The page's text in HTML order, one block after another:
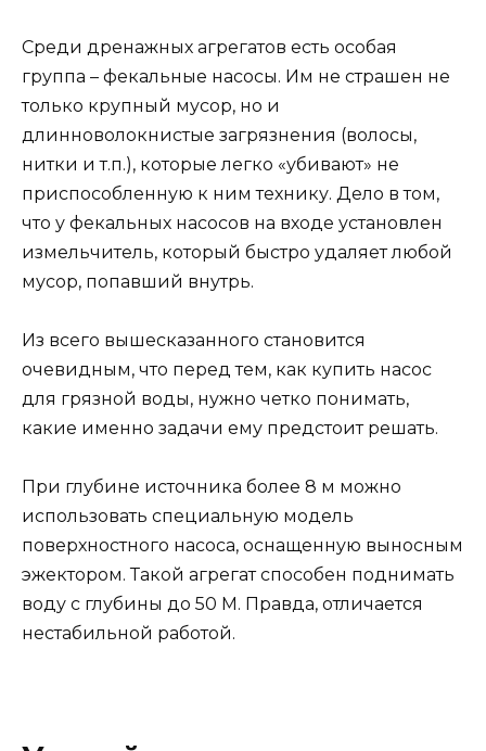
Среди дренажных агрегатов есть особая
группа – фекальные насосы. Им не страшен не
только крупный мусор, но и
длинноволокнистые загрязнения (волосы,
нитки и т.п.), которые легко «убивают» не
приспособленную к ним технику. Дело в том,
что у фекальных насосов на входе установлен
измельчитель, который быстро удаляет любой
мусор, попавший внутрь.
Из всего вышесказанного становится
очевидным, что перед тем, как купить насос
для грязной воды, нужно четко понимать,
какие именно задачи ему предстоит решать.
При глубине источника более 8 м можно
использовать специальную модель
поверхностного насоса, оснащенную выносным
эжектором. Такой агрегат способен поднимать
воду с глубины до 50 М. Правда, отличается
нестабильной работой.